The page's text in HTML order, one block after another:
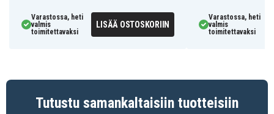
Varastossa, heti
valmis
toimitettavaksi
LISÄÄ OSTOSKORIIN
Varastossa, heti
valmis
toimitettavaksi
Tutustu samankaltaisiin tuotteisiin